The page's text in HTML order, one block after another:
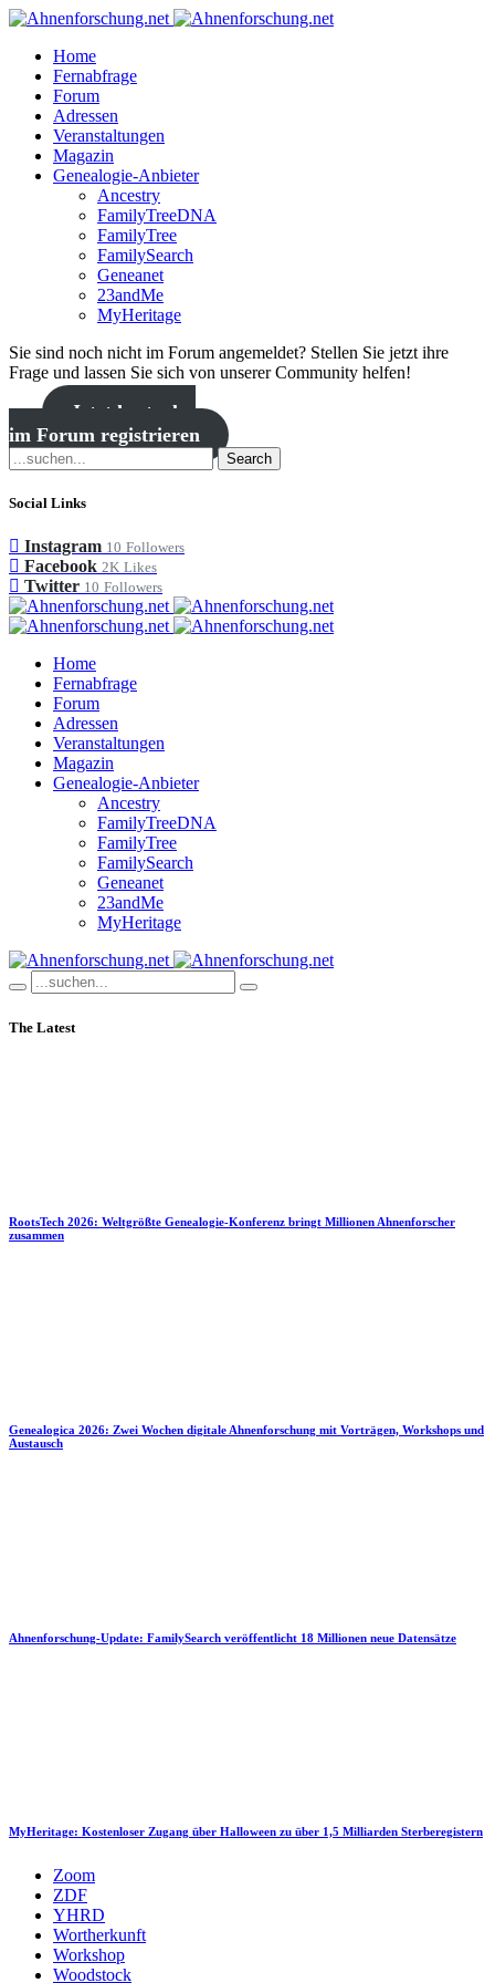
Home
Fernabfrage
Forum
Adressen
Veranstaltungen
Magazin
Genealogie-Anbieter
Ancestry
FamilyTreeDNA
FamilyTree
FamilySearch
Geneanet
23andMe
MyHeritage
Sie sind noch nicht im Forum angemeldet? Stellen Sie jetzt ihre
Frage und lassen Sie sich von unserer Community helfen!
Jetzt kostenlos
im Forum registrieren
Search
Social Links
Instagram 10 Followers
Facebook 2K Likes
Twitter 10 Followers
Home
Fernabfrage
Forum
Adressen
Veranstaltungen
Magazin
Genealogie-Anbieter
Ancestry
FamilyTreeDNA
FamilyTree
FamilySearch
Geneanet
23andMe
MyHeritage
The Latest
RootsTech 2026: Weltgrößte Genealogie-Konferenz bringt Millionen Ahnenforscher
zusammen
Genealogica 2026: Zwei Wochen digitale Ahnenforschung mit Vorträgen, Workshops und
Austausch
Ahnenforschung-Update: FamilySearch veröffentlicht 18 Millionen neue Datensätze
MyHeritage: Kostenloser Zugang über Halloween zu über 1,5 Milliarden Sterberegistern
Zoom
ZDF
YHRD
Wortherkunft
Workshop
Woodstock